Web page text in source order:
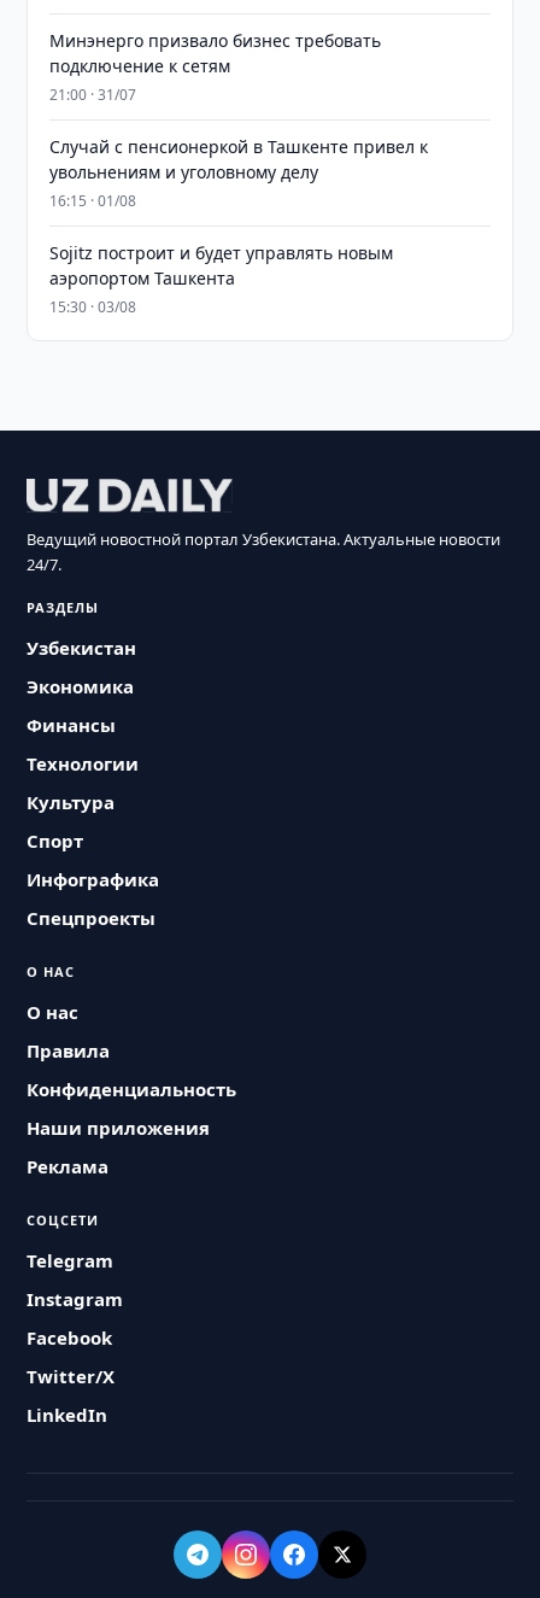
Минэнерго призвало бизнес требовать
подключение к сетям
21:00 · 31/07
Случай с пенсионеркой в Ташкенте привел к
увольнениям и уголовному делу
16:15 · 01/08
Sojitz построит и будет управлять новым
аэропортом Ташкента
15:30 · 03/08
Ведущий новостной портал Узбекистана. Актуальные новости
24/7.
РАЗДЕЛЫ
Узбекистан
Экономика
Финансы
Технологии
Культура
Спорт
Инфографика
Спецпроекты
О НАС
О нас
Правила
Конфиденциальность
Наши приложения
Реклама
СОЦСЕТИ
Telegram
Instagram
Facebook
Twitter/X
LinkedIn